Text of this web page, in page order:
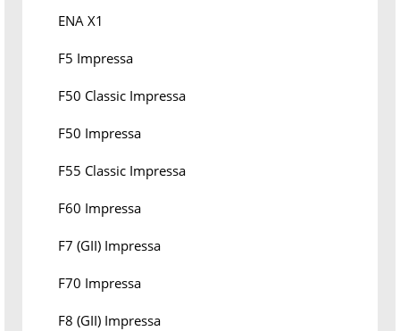
ENA X1
F5 Impressa
F50 Classic Impressa
F50 Impressa
F55 Classic Impressa
F60 Impressa
F7 (GII) Impressa
F70 Impressa
F8 (GII) Impressa